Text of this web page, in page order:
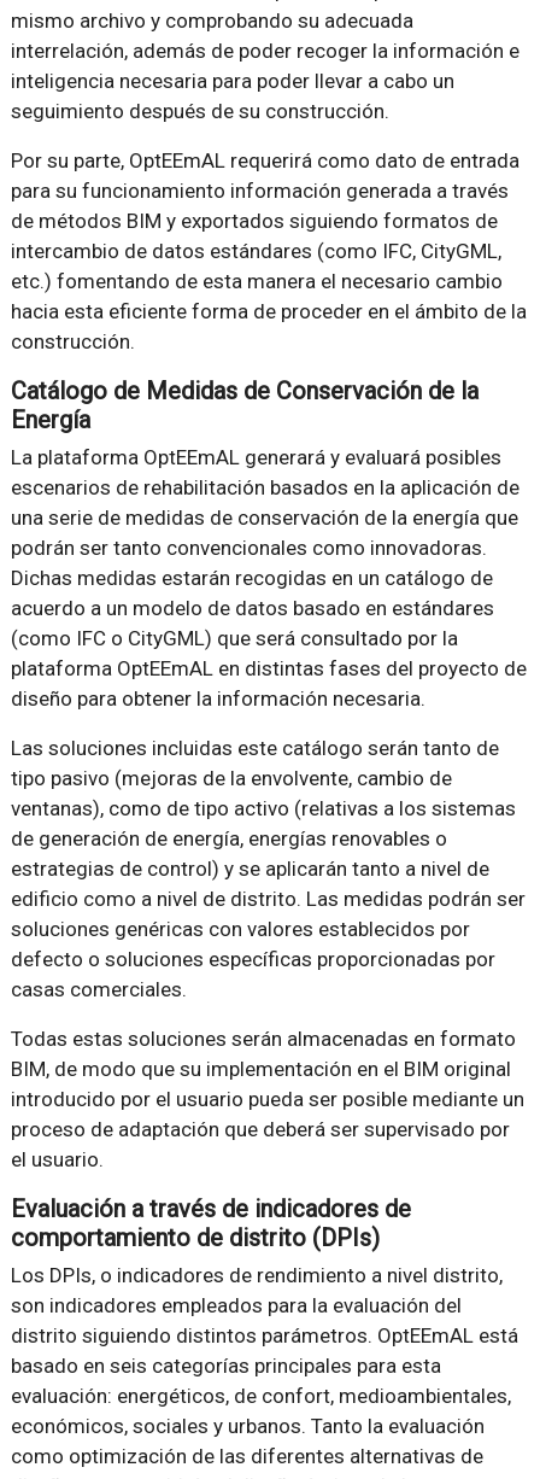
mismo archivo y comprobando su adecuada
interrelación, además de poder recoger la información e
inteligencia necesaria para poder llevar a cabo un
seguimiento después de su construcción.
Por su parte, OptEEmAL requerirá como dato de entrada
para su funcionamiento información generada a través
de métodos BIM y exportados siguiendo formatos de
intercambio de datos estándares (como IFC, CityGML,
etc.) fomentando de esta manera el necesario cambio
hacia esta eficiente forma de proceder en el ámbito de la
construcción.
Catálogo de Medidas de Conservación de la
Energía
La plataforma OptEEmAL generará y evaluará posibles
escenarios de rehabilitación basados en la aplicación de
una serie de medidas de conservación de la energía que
podrán ser tanto convencionales como innovadoras.
Dichas medidas estarán recogidas en un catálogo de
acuerdo a un modelo de datos basado en estándares
(como IFC o CityGML) que será consultado por la
plataforma OptEEmAL en distintas fases del proyecto de
diseño para obtener la información necesaria.
Las soluciones incluidas este catálogo serán tanto de
tipo pasivo (mejoras de la envolvente, cambio de
ventanas), como de tipo activo (relativas a los sistemas
de generación de energía, energías renovables o
estrategias de control) y se aplicarán tanto a nivel de
edificio como a nivel de distrito. Las medidas podrán ser
soluciones genéricas con valores establecidos por
defecto o soluciones específicas proporcionadas por
casas comerciales.
Todas estas soluciones serán almacenadas en formato
BIM, de modo que su implementación en el BIM original
introducido por el usuario pueda ser posible mediante un
proceso de adaptación que deberá ser supervisado por
el usuario.
Evaluación a través de indicadores de
comportamiento de distrito (DPIs)
Los DPIs, o indicadores de rendimiento a nivel distrito,
son indicadores empleados para la evaluación del
distrito siguiendo distintos parámetros. OptEEmAL está
basado en seis categorías principales para esta
evaluación: energéticos, de confort, medioambientales,
económicos, sociales y urbanos. Tanto la evaluación
como optimización de las diferentes alternativas de